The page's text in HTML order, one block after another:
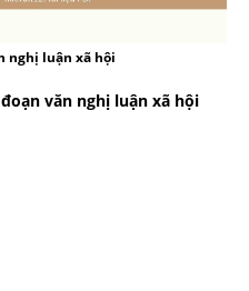
nghị luận xã hội
văn nghị luận xã hội